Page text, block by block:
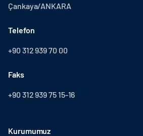
Çankaya/ANKARA
Telefon
+90 312 939 70 00
Faks
+90 312 939 75 15-16
Kurumumuz